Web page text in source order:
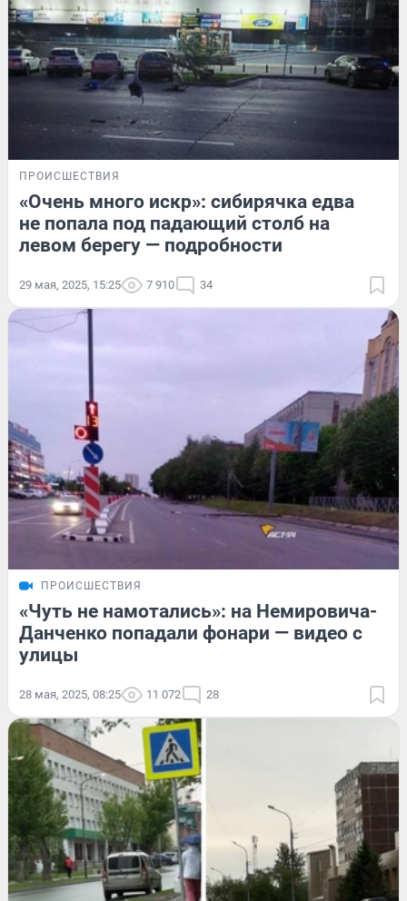
ПРОИСШЕСТВИЯ
«Очень много искр»: сибирячка едва
не попала под падающий столб на
левом берегу — подробности
29 мая, 2025, 15:25 7 910 34
ПРОИСШЕСТВИЯ
«Чуть не намотались»: на Немировича-
Данченко попадали фонари — видео с
улицы
28 мая, 2025, 08:25 11 072 28